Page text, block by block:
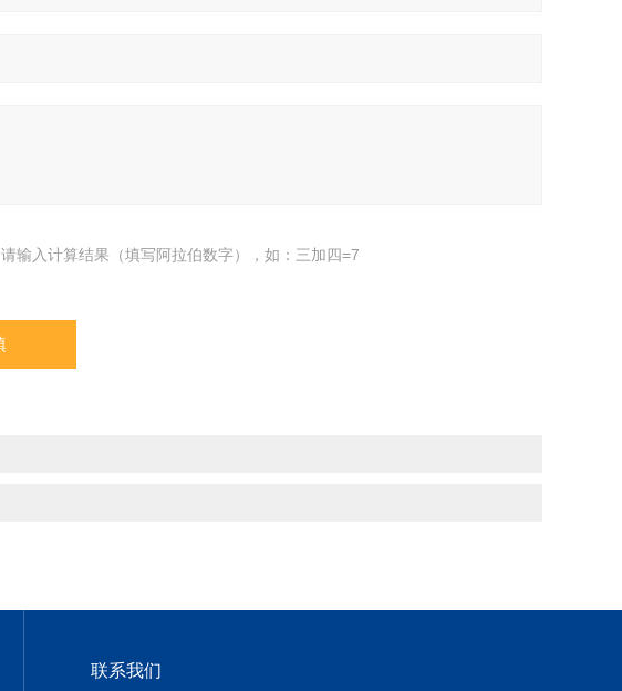
请输入计算结果（填写阿拉伯数字），如：三加四=7
联系我们